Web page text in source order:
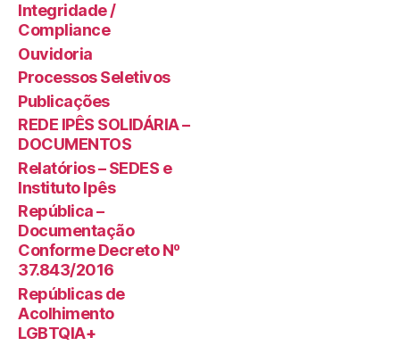
Integridade /
Compliance
Ouvidoria
Processos Seletivos
Publicações
REDE IPÊS SOLIDÁRIA –
DOCUMENTOS
Relatórios – SEDES e
Instituto Ipês
República –
Documentação
Conforme Decreto Nº
37.843/2016
Repúblicas de
Acolhimento
LGBTQIA+